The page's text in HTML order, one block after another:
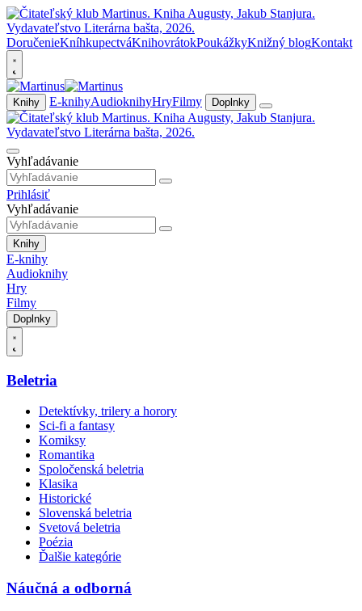
DoručenieKníhkupectváKnihovrátokPoukážkyKnižný blogKontakt
Knihy E-knihyAudioknihyHryFilmy Doplnky
Vyhľadávanie
Prihlásiť
Vyhľadávanie
Knihy
E-knihy
Audioknihy
Hry
Filmy
Doplnky
Beletria
Detektívky, trilery a horory
Sci-fi a fantasy
Komiksy
Romantika
Spoločenská beletria
Klasika
Historické
Slovenská beletria
Svetová beletria
Poézia
Ďalšie kategórie
Náučná a odborná